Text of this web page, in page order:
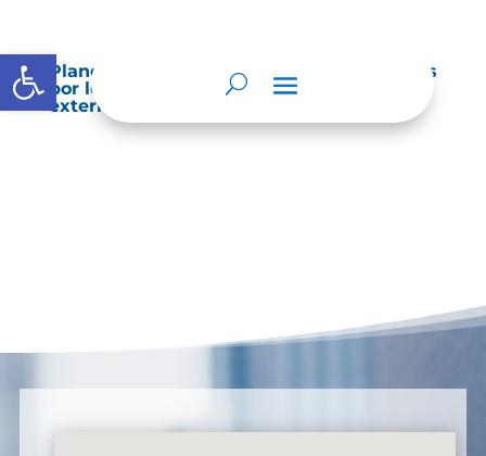
Abrir barra de herramientas
Planes de Mejoramiento vigentes exigidos
por los entes de control o auditoría
externos o internos.